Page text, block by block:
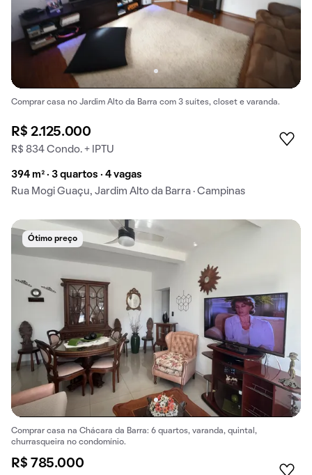
Comprar casa no Jardim Alto da Barra com 3 suítes, closet e varanda.
R$ 2.125.000
R$ 834 Condo. + IPTU
394 m² · 3 quartos · 4 vagas
Rua Mogi Guaçu, Jardim Alto da Barra · Campinas
Ótimo preço
Comprar casa na Chácara da Barra: 6 quartos, varanda, quintal,
churrasqueira no condomínio.
R$ 785.000